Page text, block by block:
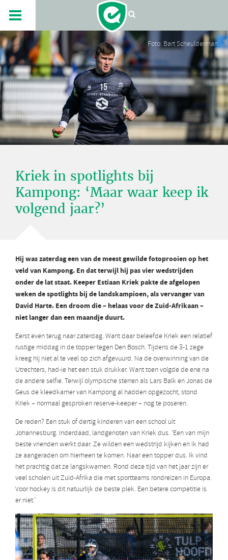
Foto: Bart Scheulderman
Kriek in spotlights bij
Kampong: ‘Maar waar keep ik
volgend jaar?’
Hij was zaterdag een van de meest gewilde fotoprooien op het
veld van Kampong. En dat terwijl hij pas vier wedstrijden
onder de lat staat. Keeper Estiaan Kriek pakte de afgelopen
weken de spotlights bij de landskampioen, als vervanger van
David Harte. Een droom die – helaas voor de Zuid-Afrikaan –
niet langer dan een maandje duurt.
Eerst even terug naar zaterdag. Want daar beleefde Kriek een relatief
rustige middag in de topper tegen Den Bosch. Tijdens de 3-1 zege
kreeg hij niet al te veel op zich afgevuurd. Na de overwinning van de
Utrechters, had-ie het een stuk drukker. Want toen volgde de ene na
de andere selfie. Terwijl olympische sterren als Lars Balk en Jonas de
Geus de kleedkamer van Kampong al hadden opgezocht, stond
Kriek – normaal gesproken reserve-keeper – nog te poseren.
De reden? Een stuk of dertig kinderen van een school uit
Johannesburg. Inderdaad, landgenoten van Kriek dus. ‘Een van mijn
beste vrienden werkt daar. Ze wilden een wedstrijd kijken en ik had
ze aangeraden om hierheen te komen. Naar een topper dus. Ik vind
het prachtig dat ze langskwamen. Rond deze tijd van het jaar zijn er
veel scholen uit Zuid-Afrika die met sportteams rondreizen in Europa.
Voor hockey is dit natuurlijk de beste plek. Een betere competitie is
er niet.’